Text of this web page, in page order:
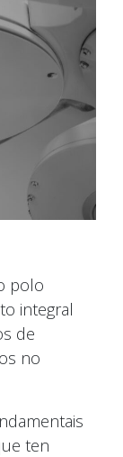
polo
integral
de
no
ten